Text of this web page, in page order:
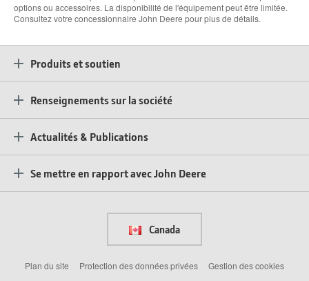
options ou accessoires. La disponibilité de l'équipement peut être limitée.
Consultez votre concessionnaire John Deere pour plus de détails.
Produits et soutien
Renseignements sur la société
Actualités & Publications
Se mettre en rapport avec John Deere
Canada
Plan du site Protection des données privées Gestion des cookies